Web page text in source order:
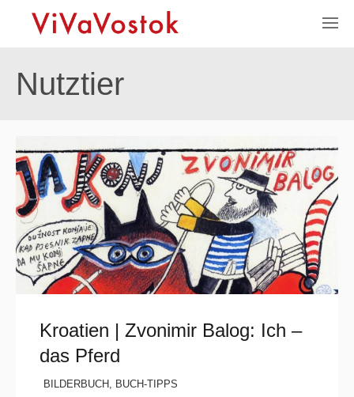
Nutztier
Kroatien | Zvonimir Balog: Ich –
das Pferd
BILDERBUCH , BUCH-TIPPS